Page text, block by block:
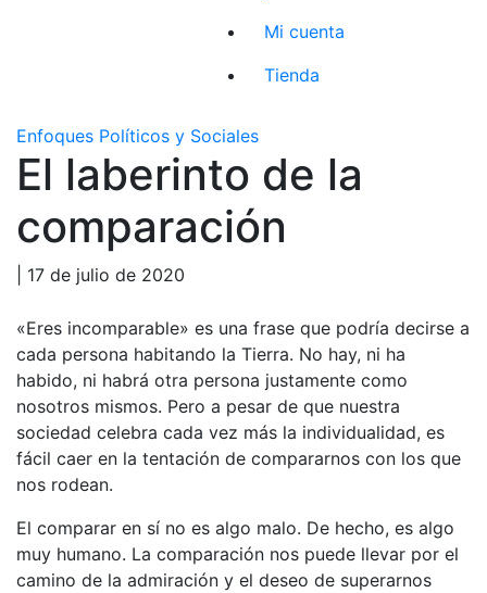
Mi cuenta
Tienda
Enfoques Políticos y Sociales
El laberinto de la
comparación
| 17 de julio de 2020
«Eres incomparable» es una frase que podría decirse a
cada persona habitando la Tierra. No hay, ni ha
habido, ni habrá otra persona justamente como
nosotros mismos. Pero a pesar de que nuestra
sociedad celebra cada vez más la individualidad, es
fácil caer en la tentación de compararnos con los que
nos rodean.
El comparar en sí no es algo malo. De hecho, es algo
muy humano. La comparación nos puede llevar por el
camino de la admiración y el deseo de superarnos